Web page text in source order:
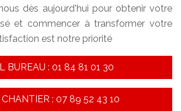
dès aujourd'hui pour obtenir votre
et commencer à transformer votre
est notre priorité
BUREAU : 01 84 81 01 30
: 07 89 52 43 10